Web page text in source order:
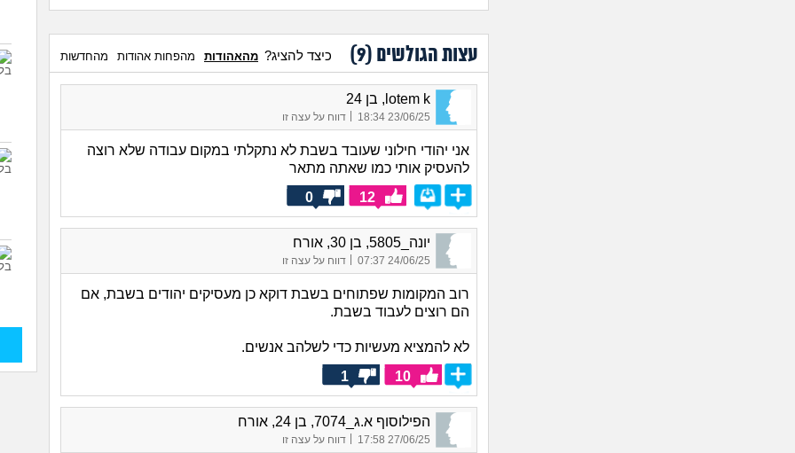
עצות הגולשים (9
) כיצד להציג? מהאהודות מהפחות אהודות מהחדשות
lotem k, בן 24
23/06/25 18:34 דווח על עצה זו
אני יהודי חילוני שעובד בשבת לא נתקלתי במקום עבודה שלא רוצה
להעסיק אותי כמו שאתה מתאר
12
0
יונה_5805, בן 30, אורח
24/06/25 07:37 דווח על עצה זו
רוב המקומות שפתוחים בשבת דוקא כן מעסיקים יהודים בשבת, אם
הם רוצים לעבוד בשבת.
לא להמציא מעשיות כדי לשלהב אנשים.
10
1
הפילוסוף א.ג_7074, בן 24, אורח
27/06/25 17:58 דווח על עצה זו